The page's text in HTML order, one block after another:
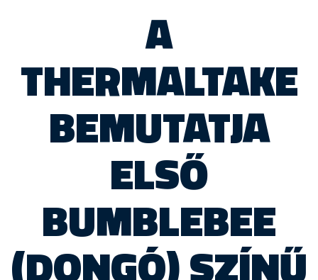
A
THERMALTAKE
BEMUTATJA
ELSŐ
BUMBLEBEE
(DONGÓ) SZÍNŰ